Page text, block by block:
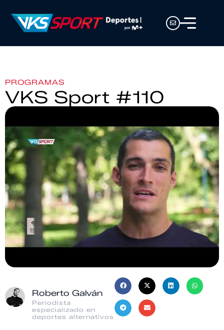
PROGRAMAS
VKS Sport #110
Roberto Galván
Periodista
especializado en
deportes alternativos